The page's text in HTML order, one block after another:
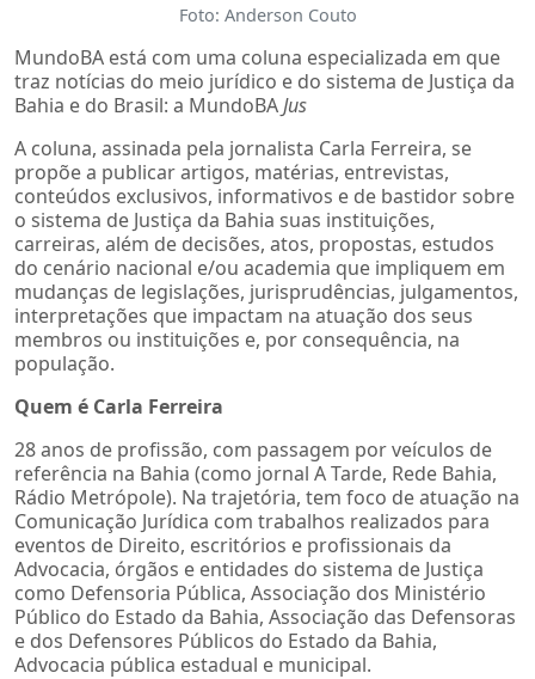
Foto: Anderson Couto
MundoBA está com uma coluna especializada em que
traz notícias do meio jurídico e do sistema de Justiça da
Bahia e do Brasil: a MundoBAJus
A coluna, assinada pela jornalista Carla Ferreira, se
propõe a publicar artigos, matérias, entrevistas,
conteúdos exclusivos, informativos e de bastidor sobre
o sistema de Justiça da Bahia suas instituições,
carreiras, além de decisões, atos, propostas, estudos
do cenário nacional e/ou academia que impliquem em
mudanças de legislações, jurisprudências, julgamentos,
interpretações que impactam na atuação dos seus
membros ou instituições e, por consequência, na
população.
Quem é Carla Ferreira
28 anos de profissão, com passagem por veículos de
referência na Bahia (como jornal A Tarde, Rede Bahia,
Rádio Metrópole). Na trajetória, tem foco de atuação na
Comunicação Jurídica com trabalhos realizados para
eventos de Direito, escritórios e profissionais da
Advocacia, órgãos e entidades do sistema de Justiça
como Defensoria Pública, Associação dos Ministério
Público do Estado da Bahia, Associação das Defensoras
e dos Defensores Públicos do Estado da Bahia,
Advocacia pública estadual e municipal.